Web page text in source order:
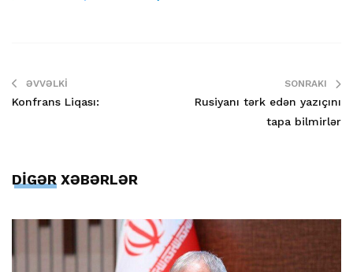
ƏVVƏLKI
Konfrans Liqası:
SONRAKI
Rusiyanı tərk edən yazıçını
tapa bilmirlər
DİGƏR XƏBƏRLƏR